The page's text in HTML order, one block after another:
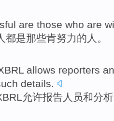
are those who are
都是那些肯努力的人。
allows reporters
details.
允许报告人员和分